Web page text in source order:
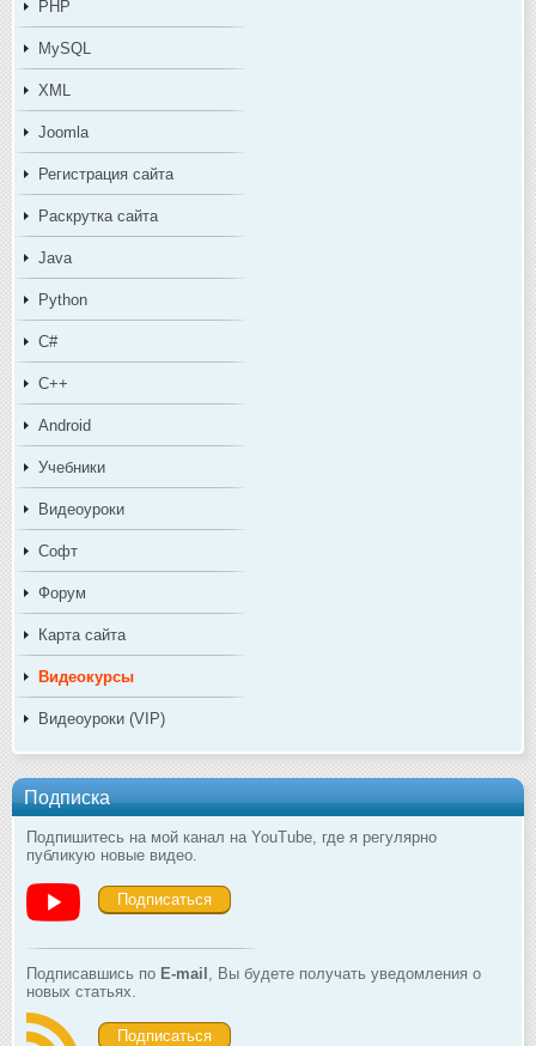
PHP
MySQL
XML
Joomla
Регистрация сайта
Раскрутка сайта
Java
Python
C#
C++
Android
Учебники
Видеоуроки
Софт
Форум
Карта сайта
Видеокурсы
Видеоуроки (VIP)
Подписка
Подпишитесь на мой канал на YouTube, где я регулярно
публикую новые видео.
Подписаться
Подписавшись по E-mail
, Вы будете получать уведомления о
новых статьях.
Подписаться